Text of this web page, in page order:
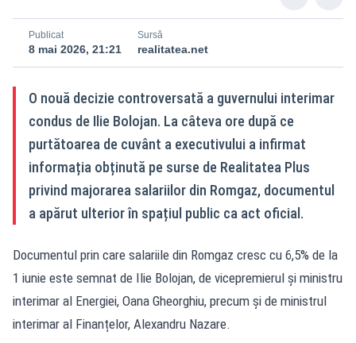
Publicat
8 mai 2026, 21:21
Sursă
realitatea.net
O nouă decizie controversată a guvernului interimar
condus de Ilie Bolojan. La câteva ore după ce
purtătoarea de cuvânt a executivului a infirmat
informația obținută pe surse de Realitatea Plus
privind majorarea salariilor din Romgaz, documentul
a apărut ulterior în spațiul public ca act oficial.
Documentul prin care salariile din Romgaz cresc cu 6,5% de la
1 iunie este semnat de Ilie Bolojan, de vicepremierul și ministru
interimar al Energiei, Oana Gheorghiu, precum și de ministrul
interimar al Finanțelor, Alexandru Nazare.